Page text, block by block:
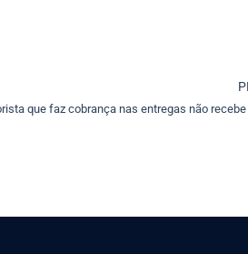
que faz cobrança nas entregas não recebe